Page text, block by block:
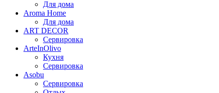
Для дома
Aroma Home
Для дома
ART DECOR
Сервировка
ArteInOlivo
Кухня
Сервировка
Asobu
Сервировка